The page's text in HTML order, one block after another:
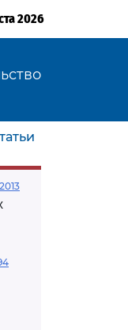
2026